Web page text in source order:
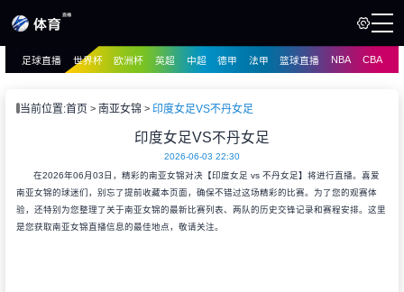
播
足球直播 世界杯 欧洲杯 英超 中超 德甲 法甲 篮球直播 NBA CBA
当前位置:首页 南亚女锦 印度女足VS不丹女足
印度女足VS不丹女足
2026-06-03 22:30
在2026年06月03日，精彩的南亚女锦对决【印度女足 vs 不丹女足】将进行直播。喜爱
南亚女锦的球迷们，别忘了提前收藏本页面，确保不错过这场精彩的比赛。为了您的观赛体
验，还特别为您整理了关于南亚女锦的最新比赛列表、两队的历史交锋记录和赛程安排。这里
是您获取南亚女锦直播信息的最佳地点，敬请关注。